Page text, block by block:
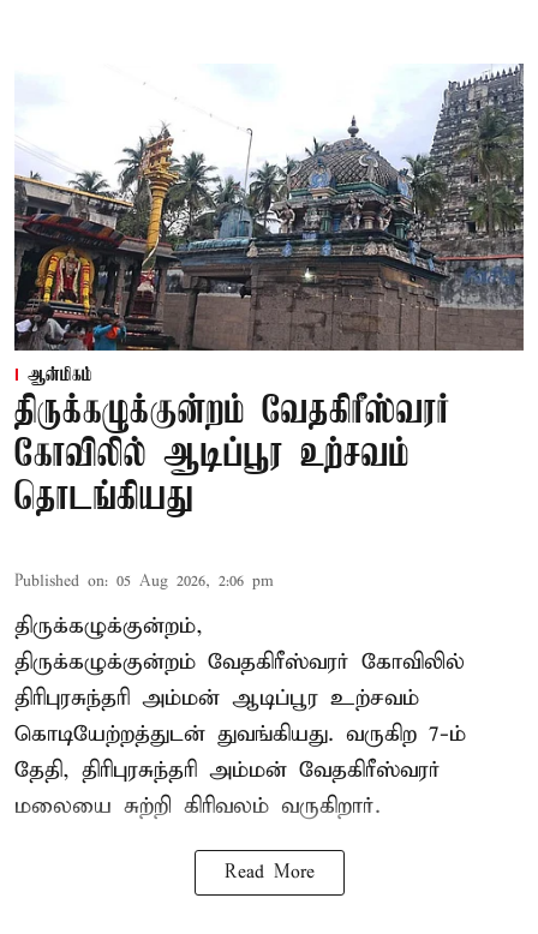
ஆன்மிகம்
திருக்கழுக்குன்றம் வேதகிரீஸ்வரர்
கோவிலில் ஆடிப்பூர உற்சவம்
தொடங்கியது
Published on: 05 Aug 2026, 2:06 pm
திருக்கழுக்குன்றம்,
திருக்கழுக்குன்றம் வேதகிரீஸ்வரர் கோவிலில்
திரிபுரசுந்தரி அம்மன் ஆடிப்பூர உற்சவம்
கொடியேற்றத்துடன் துவங்கியது. வருகிற 7-ம்
தேதி, திரிபுரசுந்தரி அம்மன் வேதகிரீஸ்வரர்
மலையை சுற்றி கிரிவலம் வருகிறார்.
Read More